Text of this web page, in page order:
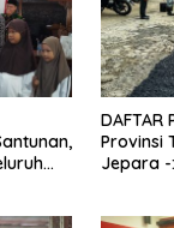
Provinsi
Jepara -